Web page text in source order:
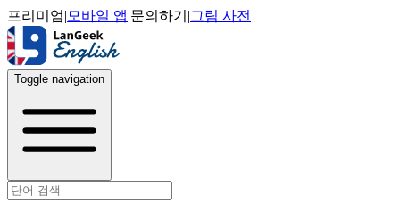
프리미엄| 모바일 앱|문의하기 |그림 사전
Toggle navigation